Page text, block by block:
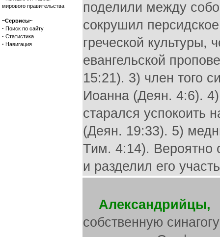
мирового правительства
~Сервисы~
· Поиск по сайту
· Статистика
· Навигация
поделили между
сокрушил
греческой
евангельской
15:21). 3) член того
Иоанна (Деян. 4:6).
старался успокоить
(Деян. 19:33). 5)
Тим. 4:14). Вероятно
и разделил его
Александрийцы,
собственную